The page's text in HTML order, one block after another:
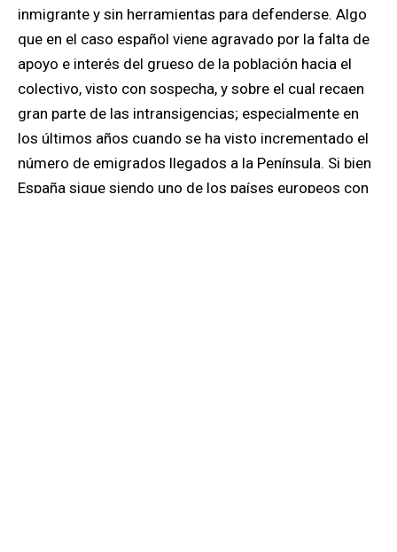
inmigrante y sin herramientas para defenderse. Algo
que en el caso español viene agravado por la falta de
apoyo e interés del grueso de la población hacia el
colectivo, visto con sospecha, y sobre el cual recaen
gran parte de las intransigencias; especialmente en
los últimos años cuando se ha visto incrementado el
número de emigrados llegados a la Península. Si bien
España sigue siendo uno de los países europeos con